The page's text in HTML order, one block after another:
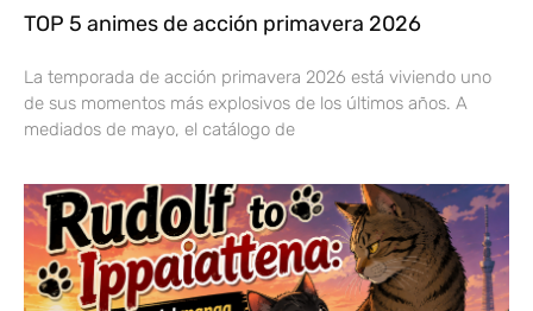
TOP 5 animes de acción primavera 2026
La temporada de acción primavera 2026 está viviendo uno
de sus momentos más explosivos de los últimos años. A
mediados de mayo, el catálogo de